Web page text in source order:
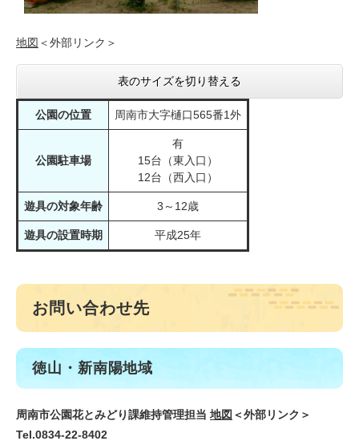
地図 ＜外部リンク＞
表のサイズを切り替える
公園の位置 周南市大字樋口565番1外
公園駐車場
有
15台（東入口）
12台（西入口）
遊具の対象年齢 3～12歳
遊具の設置時期 平成25年
お問い合わせ先
徳山・新南陽地域
周南市公園花とみどり課維持管理担当 地図 ＜外部リンク＞
Tel.0834-22-8402